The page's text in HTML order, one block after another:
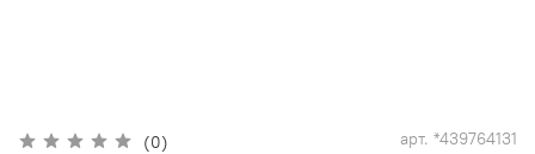
(0) арт. *439764131